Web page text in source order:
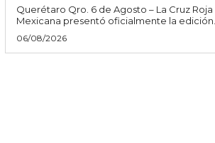
Querétaro Qro. 6 de Agosto – La Cruz Roja
Mexicana presentó oficialmente la edición...
06/08/2026